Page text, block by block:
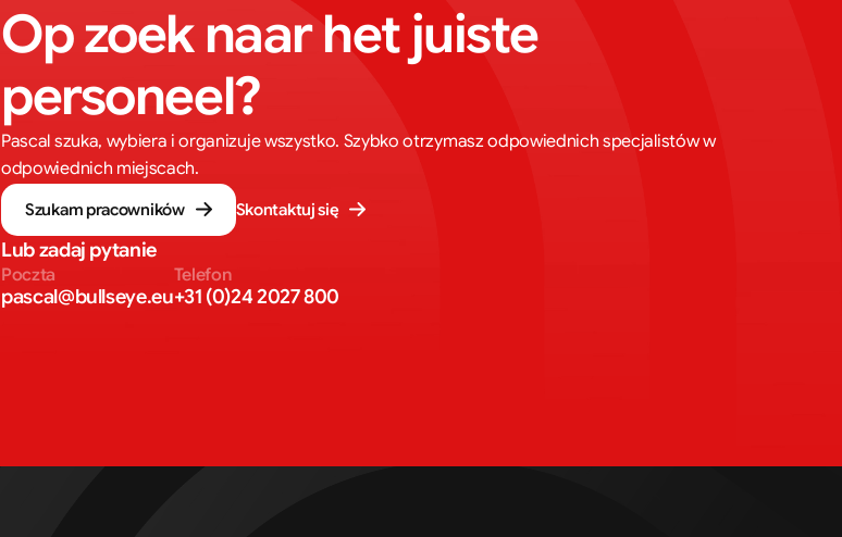
Op zoek naar het juiste
personeel?
Pascal szuka, wybiera i organizuje wszystko. Szybko otrzymasz odpowiednich specjalistów w
odpowiednich miejscach.
Szukam pracowników Skontaktuj się
Lub zadaj pytanie
Poczta
pascal@bullseye.eu
Telefon
+31 (0)24 2027 800